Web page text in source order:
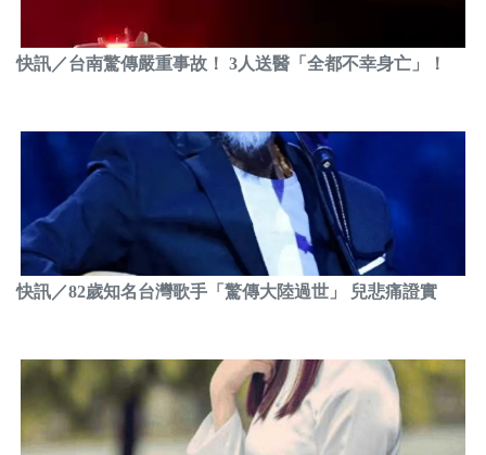
快訊／台南驚傳嚴重事故！ 3人送醫「全都不幸身亡」！
快訊／82歲知名台灣歌手「驚傳大陸過世」 兒悲痛證實